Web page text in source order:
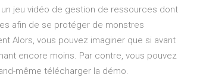
jeu vidéo de gestion de ressources dont
afin de se protéger de monstres
Alors, vous pouvez imaginer que si avant
encore moins. Par contre, vous pouvez
même télécharger la démo.